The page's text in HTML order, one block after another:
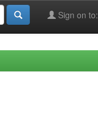
Sign on to: